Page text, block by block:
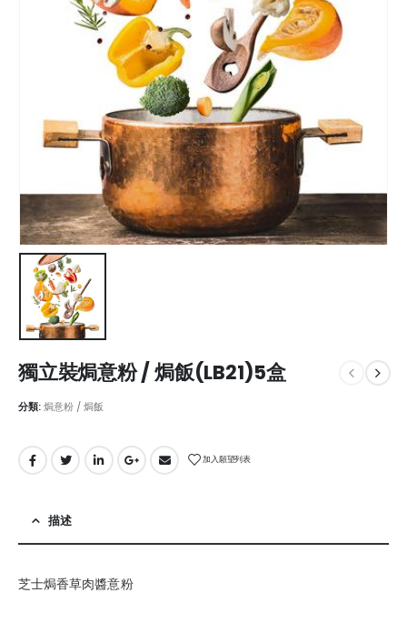
獨立裝焗意粉 / 焗飯(LB21)5盒
分類:焗意粉 / 焗飯
加入願望列表
描述
芝士焗香草肉醬意粉